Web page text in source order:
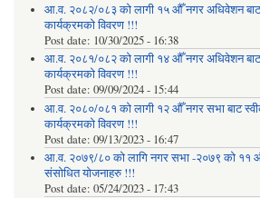
आ.व. २०८२/०८३ को लागी १५ औँ नगर अधिवेशन
कार्यक्रमको विवरण !!!
Post date: 10/30/2025 - 16:38
आ.व. २०८१/०८२ को लागी १४ औँ नगर अधिवेशन
कार्यक्रमको विवरण !!!
Post date: 09/09/2024 - 15:44
आ.व. २०८०/०८१ को लागी १२ औँ नगर सभा बाट
कार्यक्रमको विवरण !!!
Post date: 09/13/2023 - 16:47
आ.व. २०७९/८० को लागि नगर सभा -२०७९ को ११
संसोधित योजनाहरु !!!
Post date: 05/24/2023 - 17:43